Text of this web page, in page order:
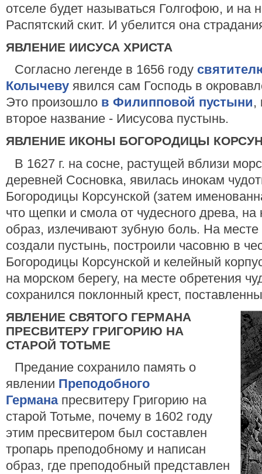
отселе будет называться Голгофою, и на
Распятский скит. И убелится она
ЯВЛЕНИЕ ИИСУСА ХРИСТА
Согласно легенде в 1656 году
Колычеву явился сам Господь в
Это произошло в Филипповой пустыни,
второе название - Иисусова пустынь.
ЯВЛЕНИЕ ИКОНЫ БОГОРОДИЦЫ
В 1627 г. на сосне, растущей вблизи
деревней Сосновка, явилась инокам
Богородицы Корсунской (затем
что щепки и смола от чудесного древа,
образ, излечивают зубную боль. На
создали пустынь, построили часовню в
Богородицы Корсунской и келейный
на морском берегу, на месте обретения
сохранился поклонный крест,
ЯВЛЕНИЕ СВЯТОГО ГЕРМАНА
ПРЕСВИТЕРУ ГРИГОРИЮ НА
СТАРОЙ ТОТЬМЕ
Предание сохранило память о
явлении Преподобного
Германапресвитеру Григорию на
старой Тотьме, почему в 1602 году
этим пресвитером был составлен
тропарь преподобному и написан
образ, где преподобный представлен